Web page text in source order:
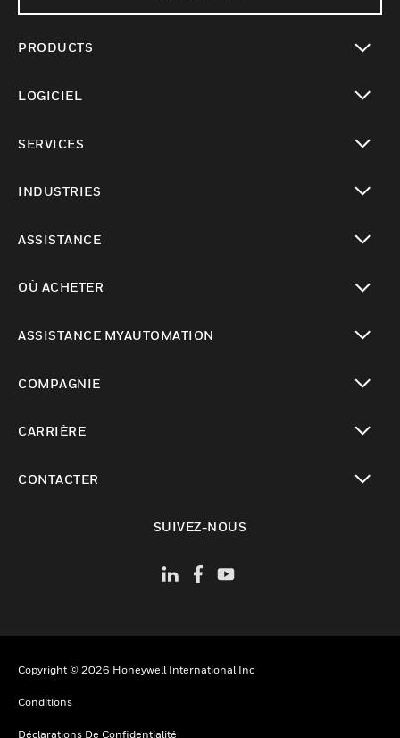
PRODUCTS
LOGICIEL
SERVICES
INDUSTRIES
ASSISTANCE
OÙ ACHETER
ASSISTANCE MYAUTOMATION
COMPAGNIE
CARRIÈRE
CONTACTER
SUIVEZ-NOUS
Copyright © 2026 Honeywell International Inc
Conditions
Déclarations De Confidentialité